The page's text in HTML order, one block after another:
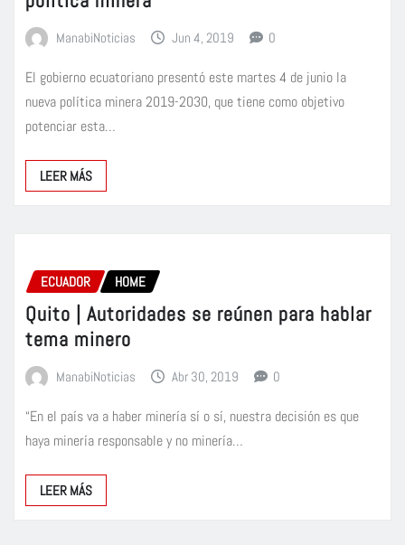
ManabiNoticias Jun 4, 2019 0
El gobierno ecuatoriano presentó este martes 4 de junio la
nueva política minera 2019-2030, que tiene como objetivo
potenciar esta…
LEER MÁS
ECUADOR HOME
Quito | Autoridades se reúnen para hablar
tema minero
ManabiNoticias Abr 30, 2019 0
“En el país va a haber minería sí o sí, nuestra decisión es que
haya minería responsable y no minería…
LEER MÁS